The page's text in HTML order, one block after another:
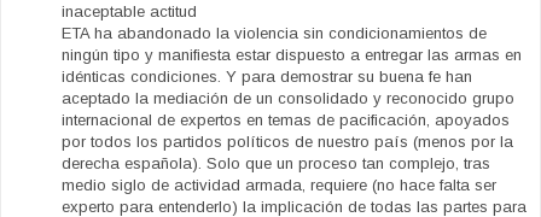
inaceptable actitud
ETA ha abandonado la violencia sin condicionamientos de
ningún tipo y manifiesta estar dispuesto a entregar las armas en
idénticas condiciones. Y para demostrar su buena fe han
aceptado la mediación de un consolidado y reconocido grupo
internacional de expertos en temas de pacificación, apoyados
por todos los partidos políticos de nuestro país (menos por la
derecha española). Solo que un proceso tan complejo, tras
medio siglo de actividad armada, requiere (no hace falta ser
experto para entenderlo) la implicación de todas las partes para